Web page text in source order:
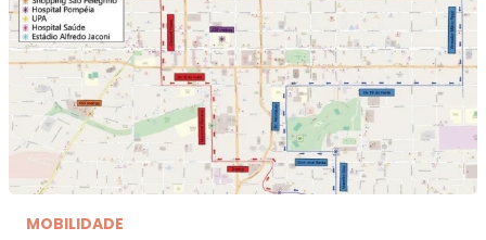
MOBILIDADE